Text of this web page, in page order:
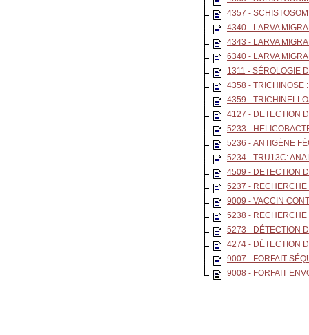
4357 -
4340 - LARVA
4343 - LARVA
6340 - LARVA
1311 - SÉROLOGIE
4358 - TRICHINOSE
4359 -
4127 - DETECTION
5233 -
5236 - ANTIGÈNE
5234 - TRU13C:
4509 - DETECTION
5237 - RECHERCHE
9009 - VACCIN
5238 - RECHERCHE
5273 - DÉTECTION
4274 - DÉTECTION
9007 - FORFAIT
9008 - FORFAIT